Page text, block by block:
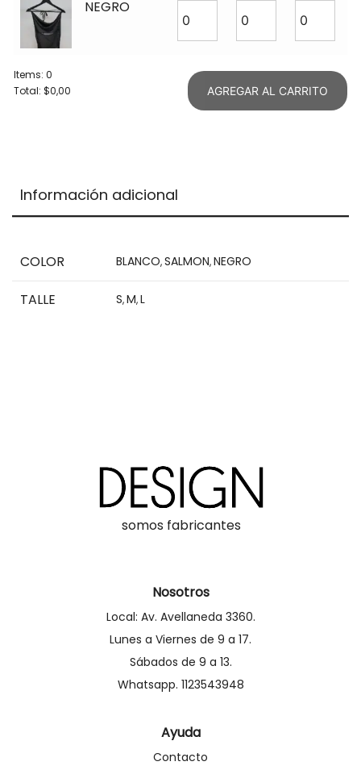
NEGRO
Items: 0
Total: $0,00
is
$0,00
AGREGAR AL CARRITO
Información adicional
COLOR BLANCO,SALMON,NEGRO
TALLE S,M,L
somos fabricantes
Nosotros
Local: Av. Avellaneda 3360.
Lunes a Viernes de 9 a 17.
Sábados de 9 a 13.
Whatsapp. 1123543948
Ayuda
Contacto